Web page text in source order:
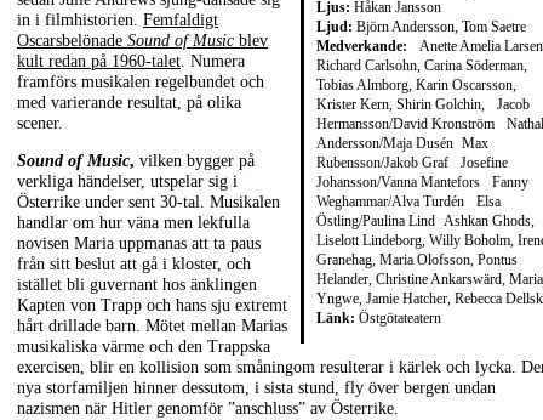
Ljus: Håkan Jansson
Ljud: Björn Andersson, Tom Saetre
Medverkande: Anette Amelia
Richard Carlsohn, Carina Söderman,
Tobias Almborg, Karin Oscarsson,
Krister Kern, Shirin Golchin, Jacob
Hermansson/David Kronström
Andersson/Maja Dusén Max
Rubensson/Jakob Graf Josefine
Johansson/Vanna Mantefors Fanny
Weghammar/Alva Turdén Elsa
Östling/Paulina Lind Ashkan Ghods,
Liselott Lindeborg, Willy Boholm,
Granehag, Maria Olofsson, Pontus
Helander, Christine Ankarswärd, Maria
Yngwe, Jamie Hatcher, Rebecca
Länk: Östgötateatern
in i filmhistorien. Femfaldigt
Oscarsbelönade Sound of Music blev
kult redan på 1960-talet. Numera
framförs musikalen regelbundet och
med varierande resultat, på olika
scener.
Sound of Music, vilken bygger på
verkliga händelser, utspelar sig i
Österrike under sent 30-tal. Musikalen
handlar om hur väna men lekfulla
novisen Maria uppmanas att ta paus
från sitt beslut att gå i kloster, och
istället bli guvernant hos änklingen
Kapten von Trapp och hans sju extremt
hårt drillade barn. Mötet mellan Marias
musikaliska värme och den Trappska
exercisen, blir en kollision som småningom resulterar i kärlek och lycka.
nya storfamiljen hinner dessutom, i sista stund, fly över bergen undan
nazismen när Hitler genomför ”anschluss” av Österrike.